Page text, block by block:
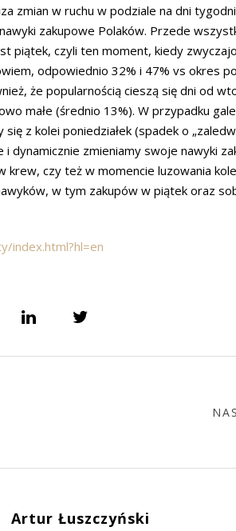
zmian w ruchu w podziale na dni
zakupowe Polaków. Przede
piątek, czyli ten moment, kiedy
odpowiednio 32% i 47% vs okres
że popularnością cieszą się dni od
małe (średnio 13%). W przypadku
z kolei poniedziałek (spadek o
dynamicznie zmieniamy swoje nawyki
czy też w momencie luzowania
w tym zakupów w piątek oraz
index.html?hl=en
Artur Łuszczyński